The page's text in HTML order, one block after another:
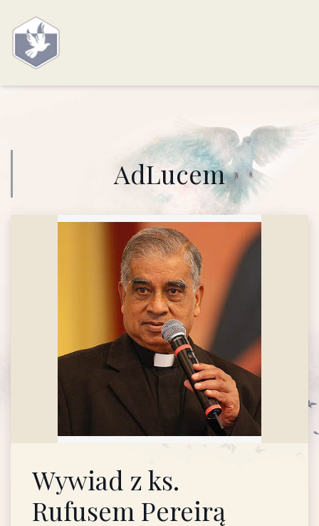
AdLucem
Wywiad z ks.
Rufusem Pereirą